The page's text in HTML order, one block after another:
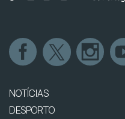
NOTÍCIAS
DESPORTO